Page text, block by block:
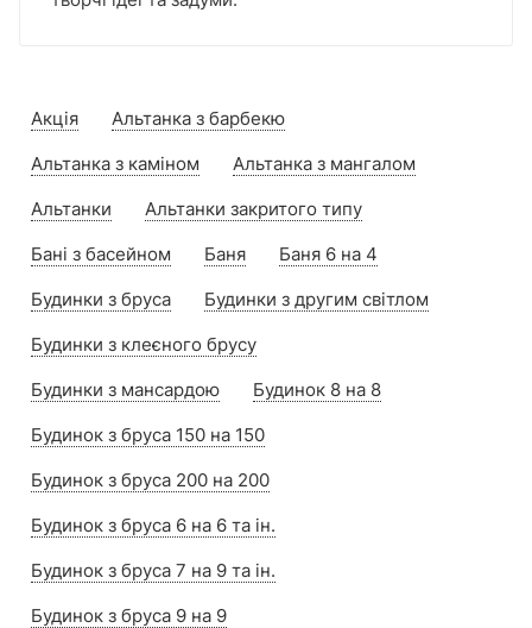
Акція
Альтанка з барбекю
Альтанка з каміном
Альтанка з мангалом
Альтанки
Альтанки закритого типу
Бані з басейном
Баня
Баня 6 на 4
Будинки з бруса
Будинки з другим світлом
Будинки з клеєного брусу
Будинки з мансардою
Будинок 8 на 8
Будинок з бруса 150 на 150
Будинок з бруса 200 на 200
Будинок з бруса 6 на 6 та ін.
Будинок з бруса 7 на 9 та ін.
Будинок з бруса 9 на 9